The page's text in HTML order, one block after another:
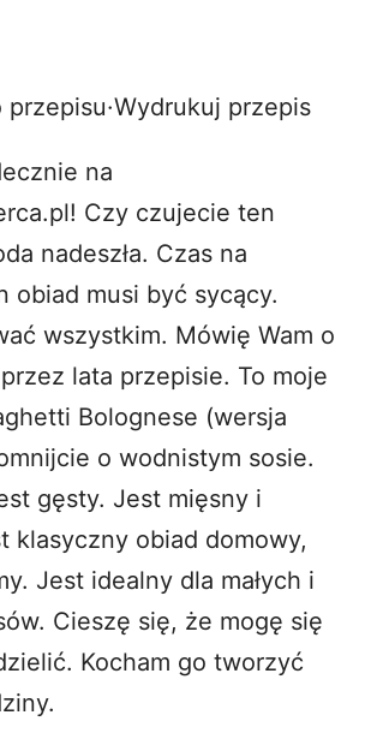
y
V
i
d
e
o
przepisu·Wydrukuj przepis
na
Czy czujecie ten
nadeszła. Czas na
obiad musi być sycący.
wszystkim. Mówię Wam o
lata przepisie. To moje
Bolognese (wersja
o wodnistym sosie.
gęsty. Jest mięsny i
klasyczny obiad domowy,
Jest idealny dla małych i
Cieszę się, że mogę się
Kocham go tworzyć